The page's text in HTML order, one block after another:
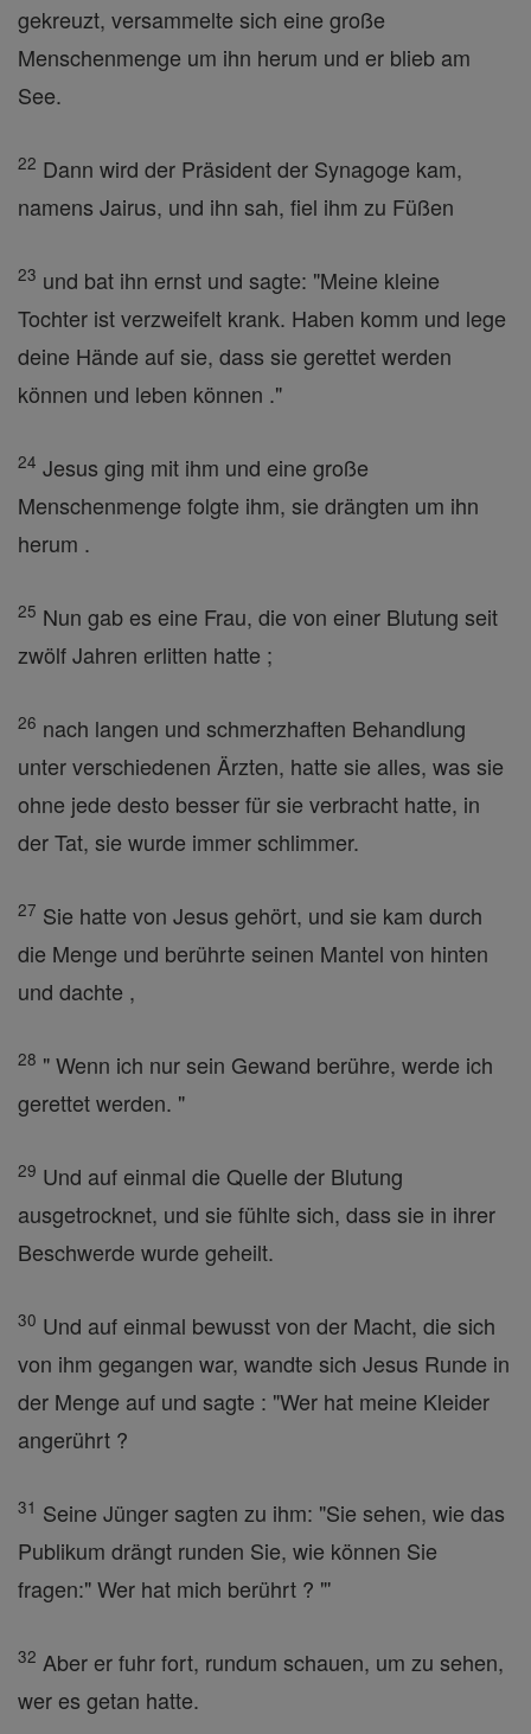
gekreuzt, versammelte sich eine große
Menschenmenge um ihn herum und er blieb am
See.
22 Dann wird der Präsident der Synagoge kam,
namens Jairus, und ihn sah, fiel ihm zu Füßen
23 und bat ihn ernst und sagte: "Meine kleine
Tochter ist verzweifelt krank. Haben komm und lege
deine Hände auf sie, dass sie gerettet werden
können und leben können ."
24 Jesus ging mit ihm und eine große
Menschenmenge folgte ihm, sie drängten um ihn
herum .
25 Nun gab es eine Frau, die von einer Blutung seit
zwölf Jahren erlitten hatte ;
26 nach langen und schmerzhaften Behandlung
unter verschiedenen Ärzten, hatte sie alles, was sie
ohne jede desto besser für sie verbracht hatte, in
der Tat, sie wurde immer schlimmer.
27 Sie hatte von Jesus gehört, und sie kam durch
die Menge und berührte seinen Mantel von hinten
und dachte ,
28 " Wenn ich nur sein Gewand berühre, werde ich
gerettet werden. "
29 Und auf einmal die Quelle der Blutung
ausgetrocknet, und sie fühlte sich, dass sie in ihrer
Beschwerde wurde geheilt.
30 Und auf einmal bewusst von der Macht, die sich
von ihm gegangen war, wandte sich Jesus Runde in
der Menge auf und sagte : "Wer hat meine Kleider
angerührt ?
31 Seine Jünger sagten zu ihm: "Sie sehen, wie das
Publikum drängt runden Sie, wie können Sie
fragen:" Wer hat mich berührt ? "'
32 Aber er fuhr fort, rundum schauen, um zu sehen,
wer es getan hatte.